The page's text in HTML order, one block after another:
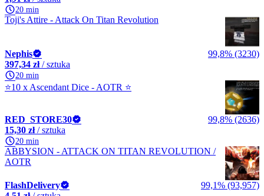
20 min
Toji's Attire - Attack On Titan Revolution
Nephis
99,8% (3230)
397,34 zł/ sztuka
20 min
⭐10 x Ascendant Dice - AOTR ⭐
RED_STORE30
99,8% (2636)
15,30 zł/ sztuka
20 min
ABBYSION - ATTACK ON TITAN REVOLUTION /
AOTR
FlashDelivery
99,1% (93,957)